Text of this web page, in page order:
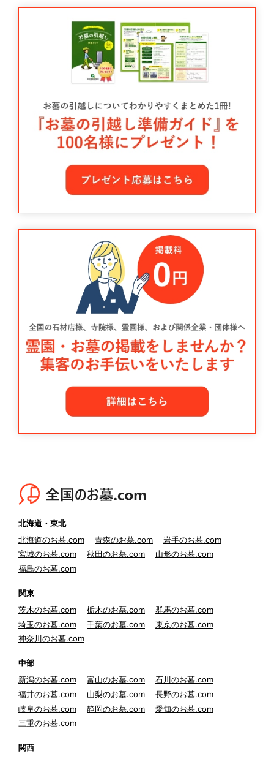
北海道・東北
北海道のお墓.com
青森のお墓.com
岩手のお墓.com
宮城のお墓.com
秋田のお墓.com
山形のお墓.com
福島のお墓.com
関東
茨木のお墓.com
栃木のお墓.com
群馬のお墓.com
埼玉のお墓.com
千葉のお墓.com
東京のお墓.com
神奈川のお墓.com
中部
新潟のお墓.com
富山のお墓.com
石川のお墓.com
福井のお墓.com
山梨のお墓.com
長野のお墓.com
岐阜のお墓.com
静岡のお墓.com
愛知のお墓.com
三重のお墓.com
関西